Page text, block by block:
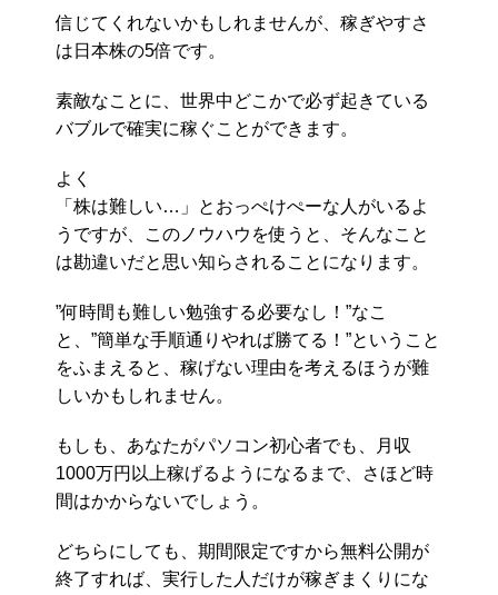
信じてくれないかもしれませんが、稼ぎやすさ
は日本株の5倍です。
素敵なことに、世界中どこかで必ず起きている
バブルで確実に稼ぐことができます。
よく
「株は難しい…」とおっぺけぺーな人がいるよ
うですが、このノウハウを使うと、そんなこと
は勘違いだと思い知らされることになります。
”何時間も難しい勉強する必要なし！”なこ
と、”簡単な手順通りやれば勝てる！”ということ
をふまえると、稼げない理由を考えるほうが難
しいかもしれません。
もしも、あなたがパソコン初心者でも、月収
1000万円以上稼げるようになるまで、さほど時
間はかからないでしょう。
どちらにしても、期間限定ですから無料公開が
終了すれば、実行した人だけが稼ぎまくりにな